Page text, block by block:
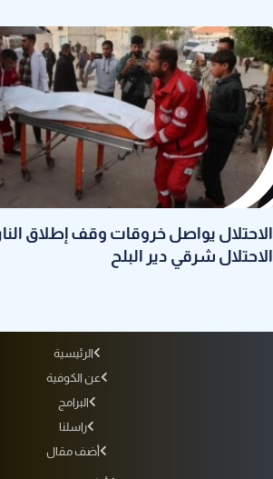
الاحتلال يواصل خروقات وقف إطلاق
الاحتلال شرقي دير البلح
الرئيسية
عن الكوفية
البرامج
راسلنا
أضف مقال